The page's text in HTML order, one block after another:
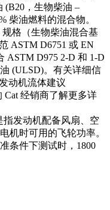
(B20，生物柴油 –
柴油燃料的混合物。
格（生物柴油混合基
ASTM D6751 或 EN
ASTM D975 2-D 和 1-D
(ULSD)。有关详细信
动机流体建议
Cat 经销商了解更多详
指发动机配备风扇、空
机时可用的飞轮功率。
条件下测试时，1800